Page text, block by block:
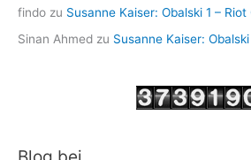
findo zu Susanne Kaiser: Obalski 1 – Riot
Sinan Ahmed zu Susanne Kaiser: